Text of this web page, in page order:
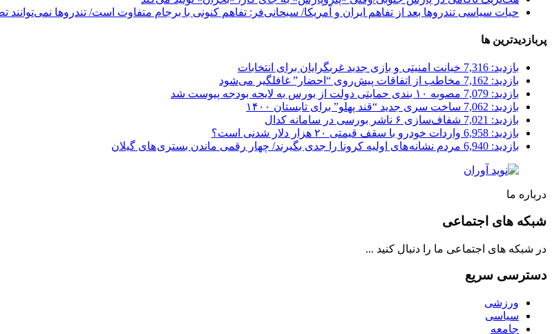
حیات سیاسی تندروها بعد از تفاهم ایران و آمریکا/ سبحانی‌فر: تفاهم کنونی با برجام متفاوت است/ تندروها نمی‌توانند
پربازدیدترین ها
بازدید: 7,316
خیانت امنیتی و بازی جدید غربگرایان برای انتخابات
بازدید: 7,162
مخاطب از اتفاقات پیش‌روی “احضار” غافلگیر می‌شود
بازدید: 7,079
مصوبه ۱۰ بندی حمایتی دولت از بورس به لایحه بودجه پیوست شد
بازدید: 7,062
ساخت سری جدید “قند پهلو” برای تابستان ۱۴۰۰
بازدید: 7,021
شفاف‌سازی ۶ ناشر بورسی در سامانه کدال
بازدید: 6,958
واردات خودرو با سقف قیمتی ۲۰ هزار دلار شدنی است؟
بازدید: 6,940
مردم نشانه های اولیه کرونا را جدی بگیرند/ چهار رقمی ماندن بستری های گیلان
درباره ما
شبکه های اجتماعی
در شبکه های اجتماعی ما را دنبال کنید ...
دسترسی سریع
ورزشی
سیاسی
جامعه